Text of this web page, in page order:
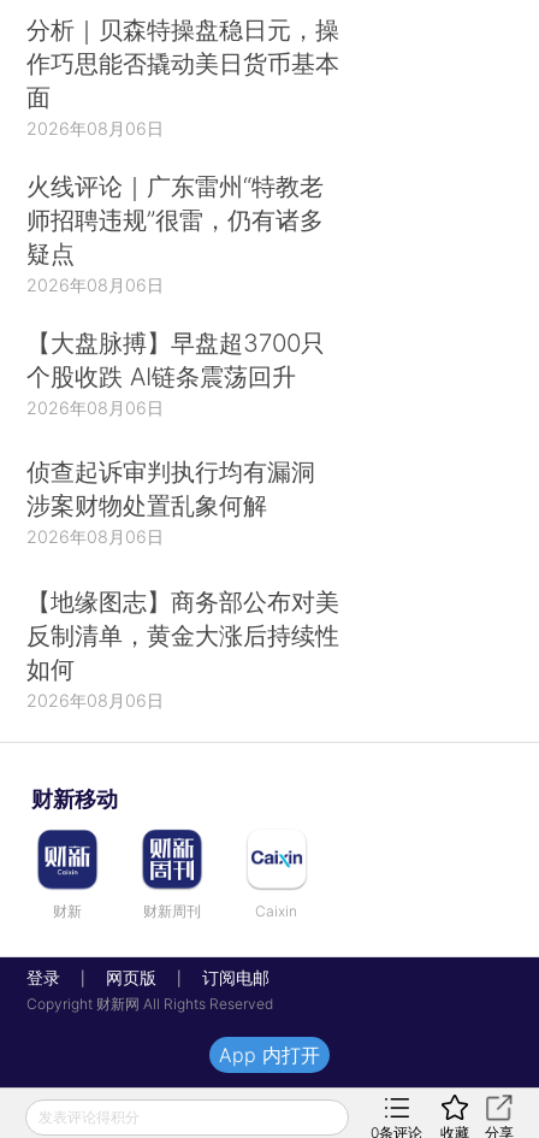
分析｜贝森特操盘稳日元，操
作巧思能否撬动美日货币基本
面
2026年08月06日
火线评论｜广东雷州“特教老
师招聘违规”很雷，仍有诸多
疑点
2026年08月06日
【大盘脉搏】早盘超3700只
个股收跌 AI链条震荡回升
2026年08月06日
侦查起诉审判执行均有漏洞
涉案财物处置乱象何解
2026年08月06日
【地缘图志】商务部公布对美
反制清单，黄金大涨后持续性
如何
2026年08月06日
财新移动
财新 财新周刊 Caixin
登录 网页版 订阅电邮
Copyright 财新网 All Rights Reserved
发表评论得积分
0条评论 收藏 分享
App 内打开